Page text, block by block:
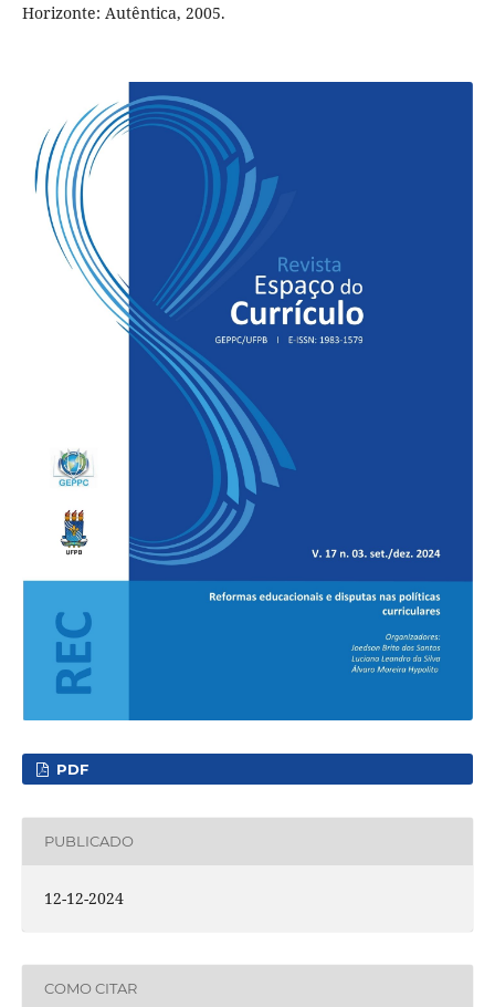
Horizonte: Autêntica, 2005.
PDF
PUBLICADO
12-12-2024
COMO CITAR